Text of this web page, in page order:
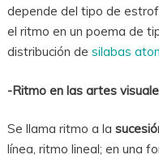
depende del tipo de
el ritmo en un poema de
distribución de silabas
-Ritmo en las artes
Se llama ritmo a la
línea, ritmo lineal; en una